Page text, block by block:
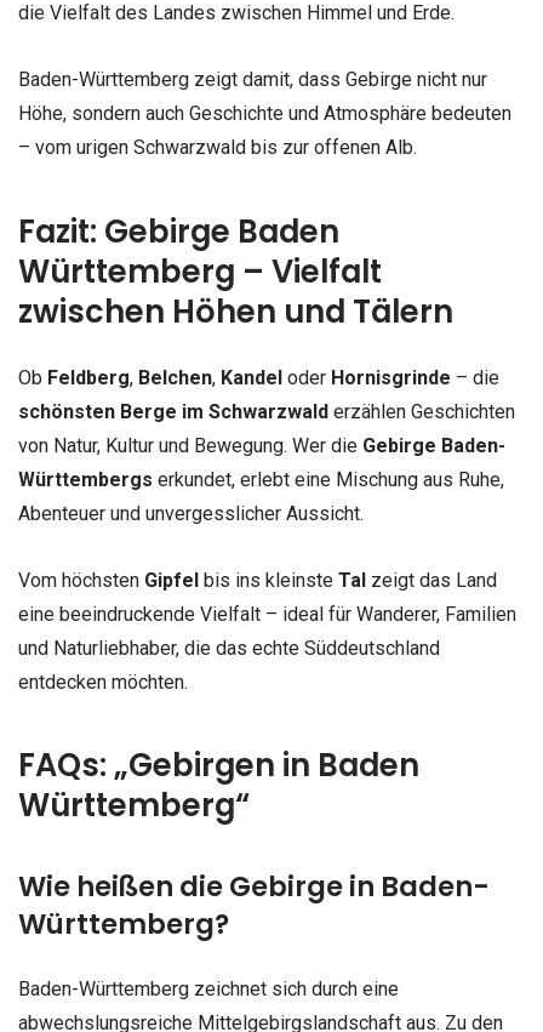
die Vielfalt des Landes zwischen Himmel und Erde.
Baden-Württemberg zeigt damit, dass Gebirge nicht nur
Höhe, sondern auch Geschichte und Atmosphäre bedeuten
– vom urigen Schwarzwald bis zur offenen Alb.
Fazit: Gebirge Baden
Württemberg – Vielfalt
zwischen Höhen und Tälern
Ob Feldberg, Belchen, Kandel oder Hornisgrinde – die
schönsten Berge im Schwarzwald erzählen Geschichten
von Natur, Kultur und Bewegung. Wer die Gebirge Baden-
Württembergs erkundet, erlebt eine Mischung aus Ruhe,
Abenteuer und unvergesslicher Aussicht.
Vom höchsten Gipfel bis ins kleinste Tal zeigt das Land
eine beeindruckende Vielfalt – ideal für Wanderer, Familien
und Naturliebhaber, die das echte Süddeutschland
entdecken möchten.
FAQs: „Gebirgen in Baden
Württemberg“
Wie heißen die Gebirge in Baden-
Württemberg?
Baden-Württemberg zeichnet sich durch eine
abwechslungsreiche Mittelgebirgslandschaft aus. Zu den